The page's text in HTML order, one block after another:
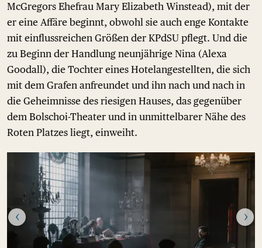
McGregors Ehefrau Mary Elizabeth Winstead), mit der
er eine Affäre beginnt, obwohl sie auch enge Kontakte
mit einflussreichen Größen der KPdSU pflegt. Und die
zu Beginn der Handlung neunjährige Nina (Alexa
Goodall), die Tochter eines Hotelangestellten, die sich
mit dem Grafen anfreundet und ihn nach und nach in
die Geheimnisse des riesigen Hauses, das gegenüber
dem Bolschoi-Theater und in unmittelbarer Nähe des
Roten Platzes liegt, einweiht.